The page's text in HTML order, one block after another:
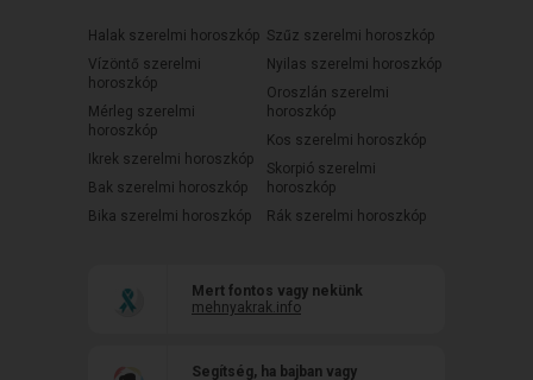
Halak szerelmi horoszkóp
Vízöntő szerelmi
horoszkóp
Mérleg szerelmi
horoszkóp
Ikrek szerelmi horoszkóp
Bak szerelmi horoszkóp
Bika szerelmi horoszkóp
Szűz szerelmi horoszkóp
Nyilas szerelmi horoszkóp
Oroszlán szerelmi
horoszkóp
Kos szerelmi horoszkóp
Skorpió szerelmi
horoszkóp
Rák szerelmi horoszkóp
Mert fontos vagy nekünk
mehnyakrak.info
Segítség, ha bajban vagy